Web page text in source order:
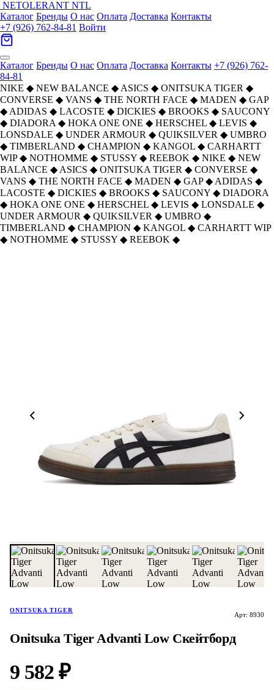
NETOLERANT NTL
Каталог Бренды О нас Оплата Доставка Контакты
+7 (926) 762-84-81 Войти
Каталог Бренды О нас Оплата Доставка Контакты +7 (926) 762-
84-81
NIKE ◆ NEW BALANCE ◆ ASICS ◆ ONITSUKA TIGER ◆
CONVERSE ◆ VANS ◆ THE NORTH FACE ◆ MADEN ◆ GAP
◆ ADIDAS ◆ LACOSTE ◆ DICKIES ◆ BROOKS ◆ SAUCONY
◆ DIADORA ◆ HOKA ONE ONE ◆ HERSCHEL ◆ LEVIS ◆
LONSDALE ◆ UNDER ARMOUR ◆ QUIKSILVER ◆ UMBRO
◆ TIMBERLAND ◆ CHAMPION ◆ KANGOL ◆ CARHARTT
WIP ◆ NOTHOMME ◆ STUSSY ◆ REEBOK ◆ NIKE ◆ NEW
BALANCE ◆ ASICS ◆ ONITSUKA TIGER ◆ CONVERSE ◆
VANS ◆ THE NORTH FACE ◆ MADEN ◆ GAP ◆ ADIDAS ◆
LACOSTE ◆ DICKIES ◆ BROOKS ◆ SAUCONY ◆ DIADORA
◆ HOKA ONE ONE ◆ HERSCHEL ◆ LEVIS ◆ LONSDALE ◆
UNDER ARMOUR ◆ QUIKSILVER ◆ UMBRO ◆
TIMBERLAND ◆ CHAMPION ◆ KANGOL ◆ CARHARTT WIP
◆ NOTHOMME ◆ STUSSY ◆ REEBOK ◆
ONITSUKA TIGER
Арт: 8930
Onitsuka Tiger Advanti Low Скейтборд
9 582 ₽